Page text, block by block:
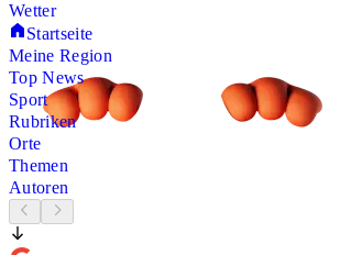
Wetter
Startseite
Meine Region
Top News
Sport
Rubriken
Orte
Themen
Autoren